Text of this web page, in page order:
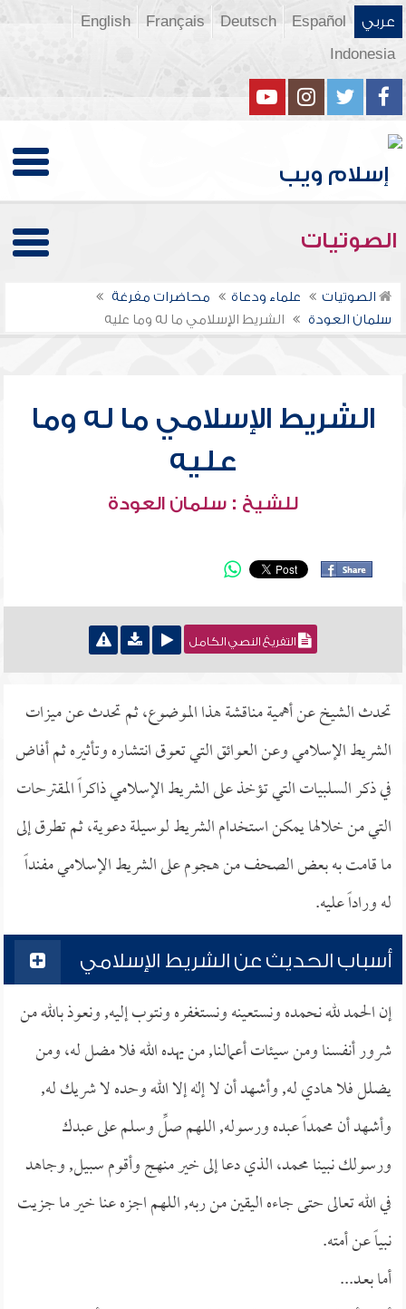
عربي Español
Deutsch
Français
English
Indonesia
الصوتيات
الصوتيات علماء ودعاة
محاضرات مفرغة
سلمان العودة
الشريط الإسلامي ما له وما عليه
الشريط الإسلامي ما له وما
عليه
للشيخ : سلمان العودة
التفريغ النصي الكامل
تحدث الشيخ عن أهمية مناقشة هذا الموضوع، ثم تحدث عن ميزات
الشريط الإسلامي وعن العوائق التي تعوق انتشاره وتأثيره ثم أفاض
في ذكر السلبيات التي تؤخذ على الشريط الإسلامي ذاكراً المقترحات
التي من خلالها يمكن استخدام الشريط لوسيلة دعوية، ثم تطرق إلى
ما قامت به بعض الصحف من هجوم على الشريط الإسلامي مفنداً
له وراداً عليه.
أسباب الحديث عن الشريط الإسلامي
إن الحمد لله نحمده ونستعينه ونستغفره ونتوب إليه, ونعوذ بالله من
شرور أنفسنا ومن سيئات أعمالنا, من يهده الله فلا مضل له، ومن
يضلل فلا هادي له, وأشهد أن لا إله إلا الله وحده لا شريك له,
وأشهد أن محمداً عبده ورسوله, اللهم صلِّ وسلم على عبدك
ورسولك نبينا محمد، الذي دعا إلى خير منهج وأقوم سبيل, وجاهد
في الله تعالى حتى جاءه اليقين من ربه, اللهم اجزه عنا خير ما جزيت
نبياً عن أمته.
أما بعـد...